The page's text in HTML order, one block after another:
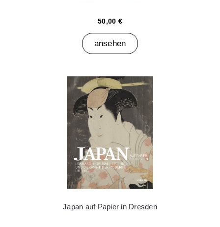
50,00 €
ansehen
Japan auf Papier in Dresden